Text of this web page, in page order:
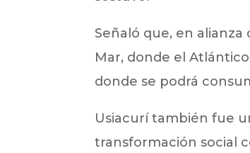
Señaló que, en
Mar, donde el
donde se podrá
Usiacurí también fue
transformación social